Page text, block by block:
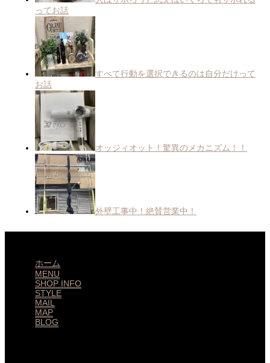
ってお話
すべて行動を選択できるのは自分だけって
お話
オッジィオット！驚異のメカニズム！！
外壁工事中！絶賛営業中！
ホーム
MENU
SHOP INFO
STYLE
MAIL
MAP
BLOG